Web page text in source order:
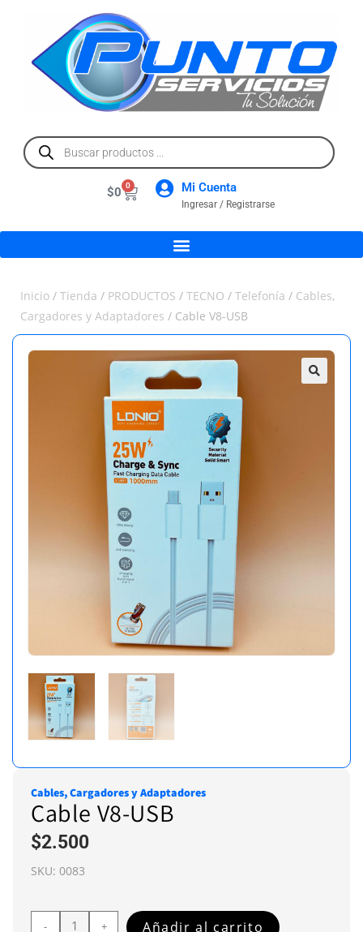
$0 0 Mi Cuenta
Ingresar / Registrarse
Inicio / Tienda / PRODUCTOS / TECNO / Telefonía / Cables,
Cargadores y Adaptadores / Cable V8-USB
Cables, Cargadores y Adaptadores
Cable V8-USB
$2.500
SKU: 0083
- + Añadir al carrito